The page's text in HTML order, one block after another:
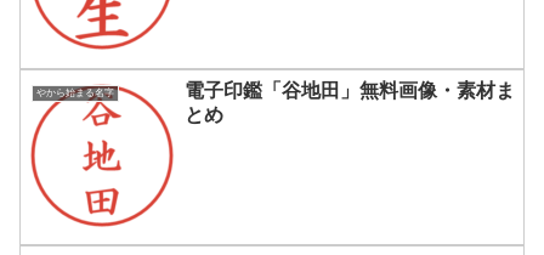
やから始まる名字
電子印鑑「谷地田」無料画像・素材ま
とめ